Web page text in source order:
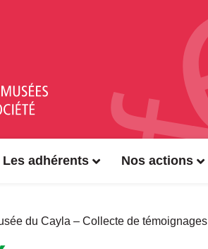
Les adhérents Nos actions
du Cayla – Collecte de témoignages